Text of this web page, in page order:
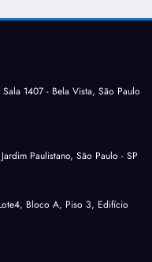
1407 - Bela Vista, São Paulo
Paulistano, São Paulo - SP
Bloco A, Piso 3, Edifício